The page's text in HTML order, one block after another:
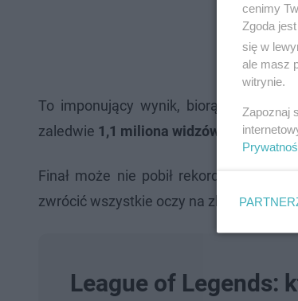
To imponujący wynik, biorąc pod
zaledwie 1,1 miliona widzów ; nieco
Finał może nie pobił rekordu
zwrócić wszystkie oczy na zbliżające
League of Legends:
cenimy
Zgoda
się w
ale masz
witrynie.
Zapoznaj